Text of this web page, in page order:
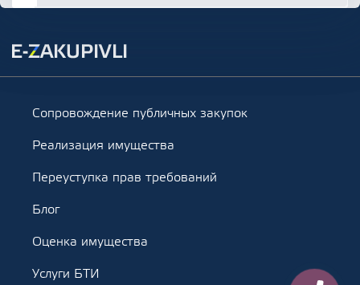
Сопровождение публичных закупок
Реализация имущества
Переуступка прав требований
Блог
Оценка имущества
Услуги БТИ